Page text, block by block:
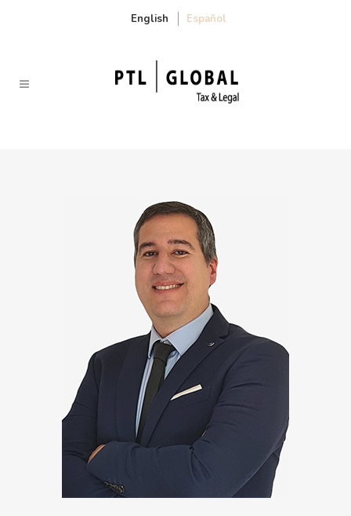
English Español